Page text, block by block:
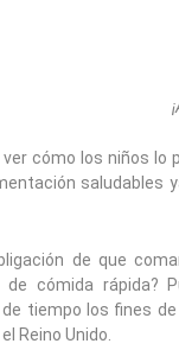
cómo los niños lo
saludables
de que
cómida rápida?
tiempo los fines
Reino Unido.